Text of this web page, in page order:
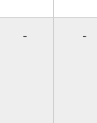
- -